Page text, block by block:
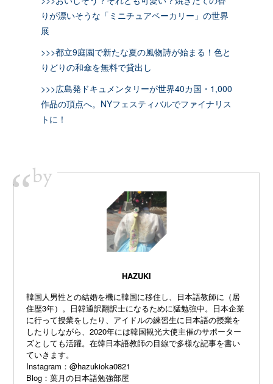
りが漂いそうな「ミニチュアベーカリー」の世界
展
>>>都立9庭園で新たな夏の風物詩が始まる！色と
りどりの和傘を無料で貸出し
>>>広島発ドキュメンタリーが世界40カ国・1,000
作品の頂点へ。NYフェスティバルでファイナリス
トに！
“by
HAZUKI
韓国人男性との結婚を機に韓国に移住し、日本語教師に（居
住歴3年）。日韓通訳翻訳士になるために猛勉強中。日本企業
に行って授業をしたり、アイドルの練習生に日本語の授業を
したりしながら、2020年には韓国観光大使主催のサポーター
ズとしても活躍。在韓日本語教師の目線で多様な記事を書い
ていきます。
Instagram：@hazukioka0821
Blog：葉月の日本語勉強部屋